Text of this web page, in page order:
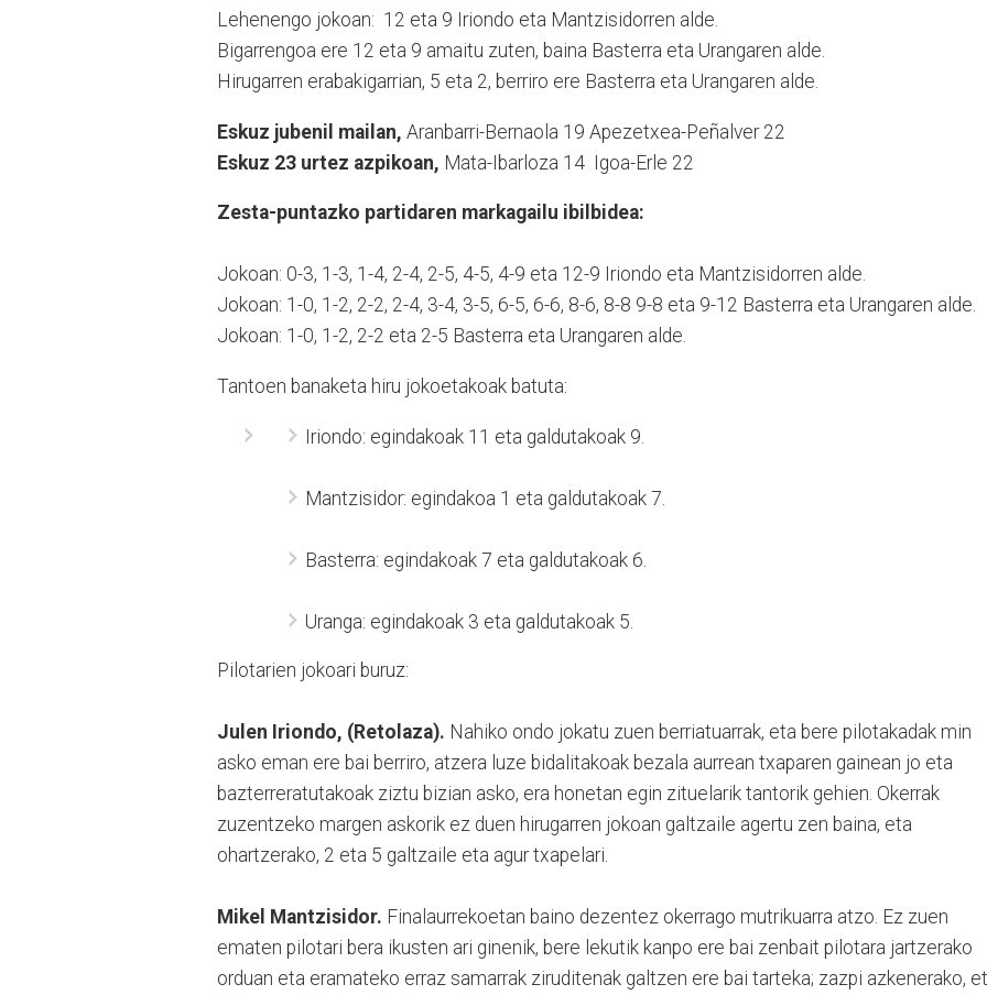
Lehenengo jokoan: 12 eta 9 Iriondo eta Mantzisidorren alde.
Bigarrengoa ere 12 eta 9 amaitu zuten, baina Basterra eta Urangaren alde.
Hirugarren erabakigarrian, 5 eta 2, berriro ere Basterra eta Urangaren alde.
Eskuz jubenil mailan, Aranbarri-Bernaola 19 Apezetxea-Peñalver 22
Eskuz 23 urtez azpikoan, Mata-Ibarloza 14 Igoa-Erle 22
Zesta-puntazko partidaren markagailu ibilbidea:
Jokoan: 0-3, 1-3, 1-4, 2-4, 2-5, 4-5, 4-9 eta 12-9 Iriondo eta Mantzisidorren alde.
Jokoan: 1-0, 1-2, 2-2, 2-4, 3-4, 3-5, 6-5, 6-6, 8-6, 8-8 9-8 eta 9-12 Basterra eta Urangaren alde.
Jokoan: 1-0, 1-2, 2-2 eta 2-5 Basterra eta Urangaren alde.
Tantoen banaketa hiru jokoetakoak batuta:
Iriondo: egindakoak 11 eta galdutakoak 9.
Mantzisidor: egindakoa 1 eta galdutakoak 7.
Basterra: egindakoak 7 eta galdutakoak 6.
Uranga: egindakoak 3 eta galdutakoak 5.
Pilotarien jokoari buruz:
Julen Iriondo, (Retolaza). Nahiko ondo jokatu zuen berriatuarrak, eta bere pilotakadak min
asko eman ere bai berriro, atzera luze bidalitakoak bezala aurrean txaparen gainean jo eta
bazterreratutakoak ziztu bizian asko, era honetan egin zituelarik tantorik gehien. Okerrak
zuzentzeko margen askorik ez duen hirugarren jokoan galtzaile agertu zen baina, eta
ohartzerako, 2 eta 5 galtzaile eta agur txapelari.
Mikel Mantzisidor. Finalaurrekoetan baino dezentez okerrago mutrikuarra atzo. Ez zuen
ematen pilotari bera ikusten ari ginenik, bere lekutik kanpo ere bai zenbait pilotara jartzerako
orduan eta eramateko erraz samarrak ziruditenak galtzen ere bai tarteka; zazpi azkenerako,